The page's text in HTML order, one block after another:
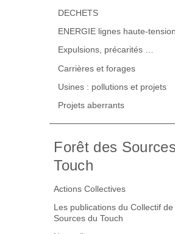
DECHETS
ENERGIE lignes haute-
Expulsions, précarités …
Carrières et forages
Usines : pollutions et projets
Projets aberrants
Forêt des
Touch
Actions Collectives
Les publications du Collectif
Sources du Touch